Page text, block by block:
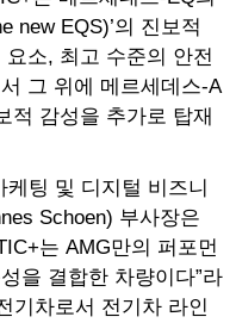
new EQS)’의 진보적
소, 최고 수준의 안전
그 위에 메르세데스-A
적 감성을 추가로 탑재
팅 및 디지털 비즈니
Schoen) 부사장은
는 AMG만의 퍼포먼
을 결합한 차량이다”라
기차로서 전기차 라인